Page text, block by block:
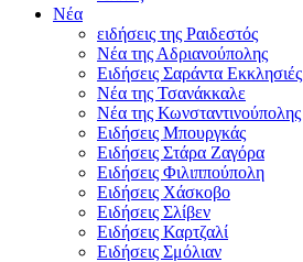
Νέα
ειδήσεις της Ραιδεστός
Νέα της Αδριανούπολης
Ειδήσεις Σαράντα Εκκλησιές
Νέα της Τσανάκκαλε
Νέα της Κωνσταντινούπολης
Ειδήσεις Μπουργκάς
Ειδήσεις Στάρα Ζαγόρα
Ειδήσεις Φιλιππούπολη
Ειδήσεις Χάσκοβο
Ειδήσεις Σλίβεν
Ειδήσεις Καρτζαλί
Ειδήσεις Σμόλιαν